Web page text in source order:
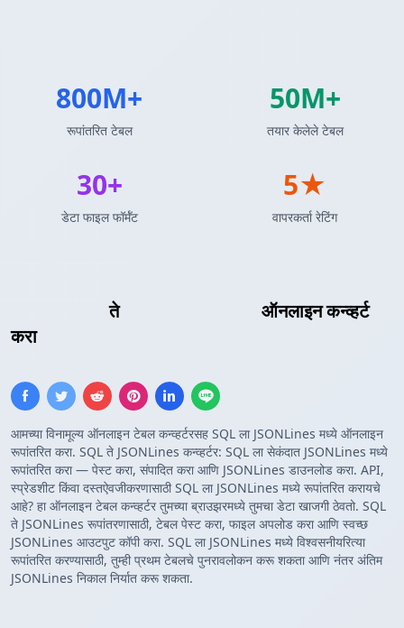
ते
ऑनलाइन कन्व्हर्ट
करा
आमच्या विनामूल्य ऑनलाइन टेबल कन्व्हर्टरसह SQL ला JSONLines मध्ये ऑनलाइन
रूपांतरित करा. SQL ते JSONLines कन्व्हर्टर: SQL ला सेकंदात JSONLines मध्ये
रूपांतरित करा — पेस्ट करा, संपादित करा आणि JSONLines डाउनलोड करा. API,
स्प्रेडशीट किंवा दस्तऐवजीकरणासाठी SQL ला JSONLines मध्ये रूपांतरित करायचे
आहे? हा ऑनलाइन टेबल कन्व्हर्टर तुमच्या ब्राउझरमध्ये तुमचा डेटा खाजगी ठेवतो. SQL
ते JSONLines रूपांतरणासाठी, टेबल पेस्ट करा, फाइल अपलोड करा आणि स्वच्छ
JSONLines आउटपुट कॉपी करा. SQL ला JSONLines मध्ये विश्वसनीयरित्या
रूपांतरित करण्यासाठी, तुम्ही प्रथम टेबलचे पुनरावलोकन करू शकता आणि नंतर अंतिम
JSONLines निकाल निर्यात करू शकता.
800M+
रूपांतरित टेबल
50M+
तयार केलेले टेबल
30+
डेटा फाइल फॉर्मॅट
5★
वापरकर्ता रेटिंग